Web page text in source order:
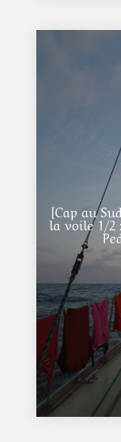
[Cap au
la voile 1/2